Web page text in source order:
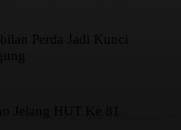
Perda Jadi Kunci